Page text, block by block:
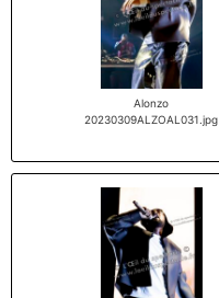
Alonzo
20230309ALZOAL031.jpg